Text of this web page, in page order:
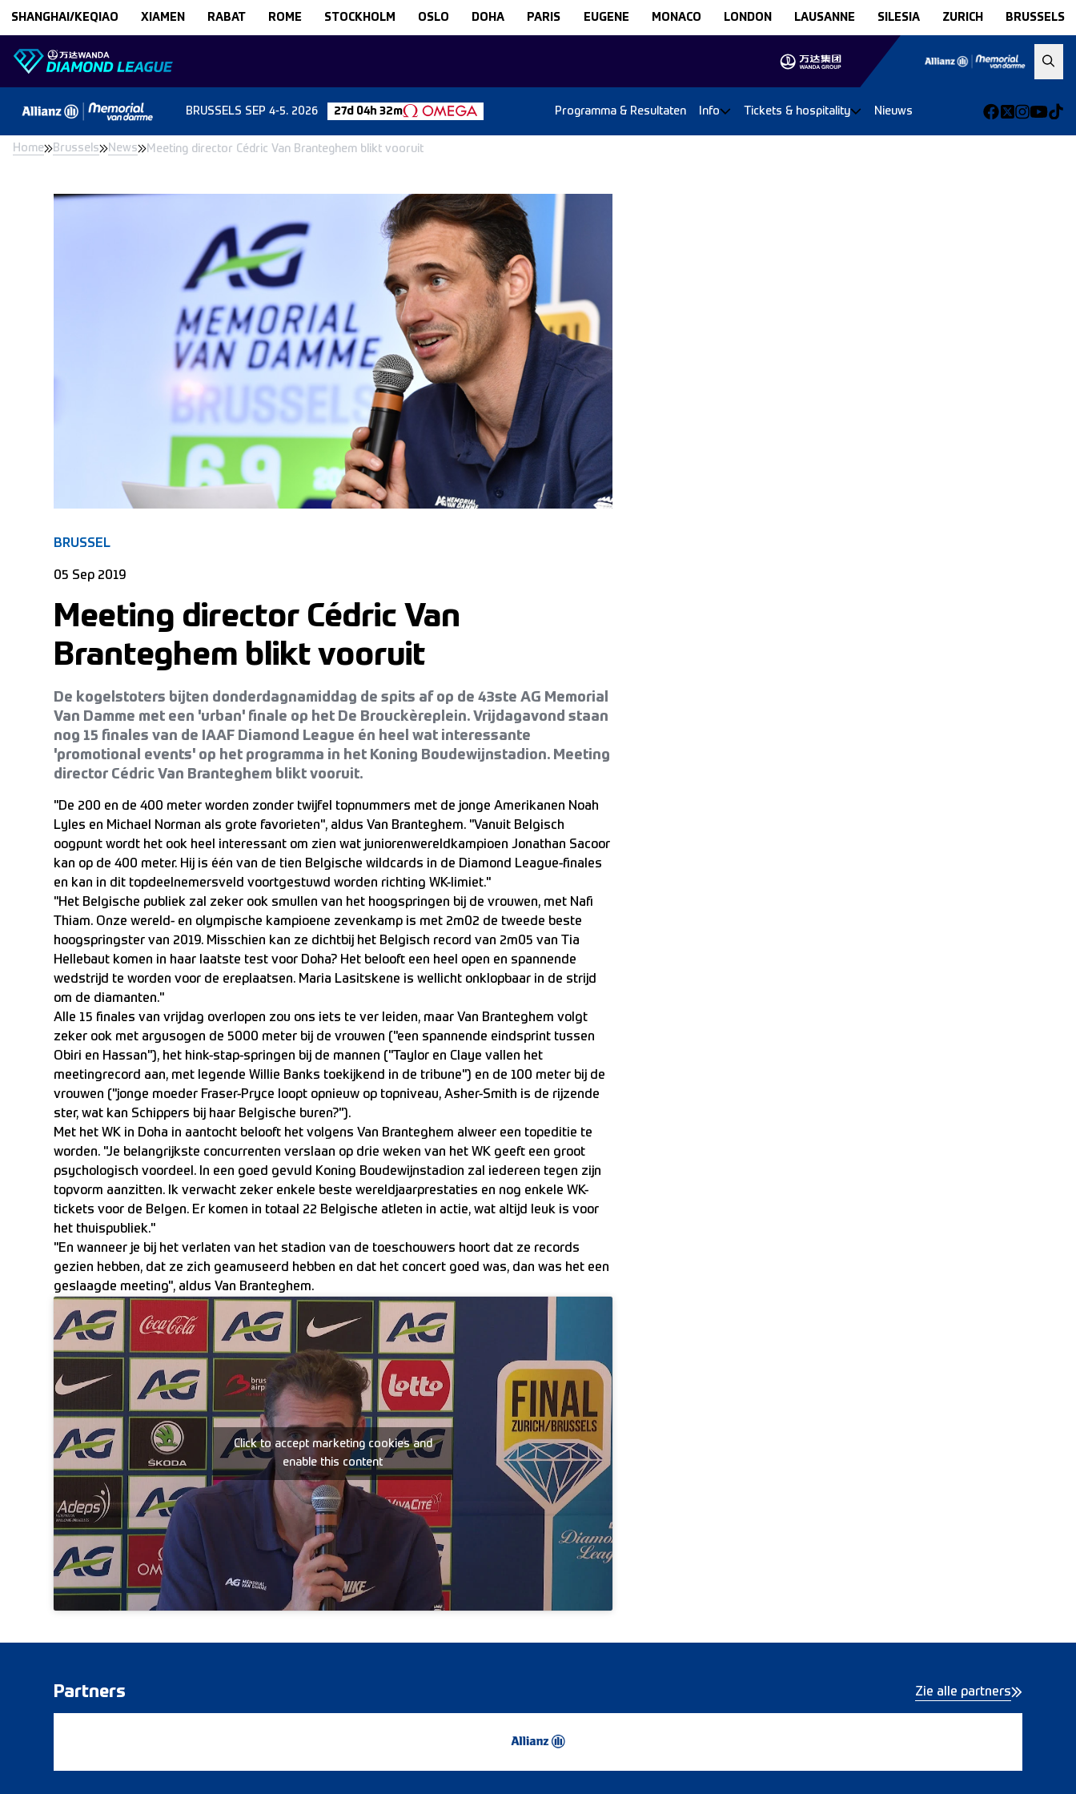
SHANGHAI/KEQIAO XIAMEN RABAT ROME STOCKHOLM OSLO DOHA PARIS EUGENE MONACO LONDON LAUSANNE SILESIA ZURICH BRUSSELS
BRUSSELS SEP 4-5. 2026 27d 04h 32m Programma & Resultaten Info Tickets & hospitality Nieuws
Home Brussels News Meeting director Cédric Van Branteghem blikt vooruit
BRUSSEL
05 Sep 2019
Meeting director Cédric Van
Branteghem blikt vooruit
De kogelstoters bijten donderdagnamiddag de spits af op de 43ste AG Memorial
Van Damme met een 'urban' finale op het De Brouckèreplein. Vrijdagavond staan
nog 15 finales van de IAAF Diamond League én heel wat interessante
'promotional events' op het programma in het Koning Boudewijnstadion. Meeting
director Cédric Van Branteghem blikt vooruit.
"De 200 en de 400 meter worden zonder twijfel topnummers met de jonge Amerikanen Noah
Lyles en Michael Norman als grote favorieten", aldus Van Branteghem. "Vanuit Belgisch
oogpunt wordt het ook heel interessant om zien wat juniorenwereldkampioen Jonathan Sacoor
kan op de 400 meter. Hij is één van de tien Belgische wildcards in de Diamond League-finales
en kan in dit topdeelnemersveld voortgestuwd worden richting WK-limiet."
"Het Belgische publiek zal zeker ook smullen van het hoogspringen bij de vrouwen, met Nafi
Thiam. Onze wereld- en olympische kampioene zevenkamp is met 2m02 de tweede beste
hoogspringster van 2019. Misschien kan ze dichtbij het Belgisch record van 2m05 van Tia
Hellebaut komen in haar laatste test voor Doha? Het belooft een heel open en spannende
wedstrijd te worden voor de ereplaatsen. Maria Lasitskene is wellicht onklopbaar in de strijd
om de diamanten."
Alle 15 finales van vrijdag overlopen zou ons iets te ver leiden, maar Van Branteghem volgt
zeker ook met argusogen de 5000 meter bij de vrouwen ("een spannende eindsprint tussen
Obiri en Hassan"), het hink-stap-springen bij de mannen ("Taylor en Claye vallen het
meetingrecord aan, met legende Willie Banks toekijkend in de tribune") en de 100 meter bij de
vrouwen ("jonge moeder Fraser-Pryce loopt opnieuw op topniveau, Asher-Smith is de rijzende
ster, wat kan Schippers bij haar Belgische buren?").
Met het WK in Doha in aantocht belooft het volgens Van Branteghem alweer een topeditie te
worden. "Je belangrijkste concurrenten verslaan op drie weken van het WK geeft een groot
psychologisch voordeel. In een goed gevuld Koning Boudewijnstadion zal iedereen tegen zijn
topvorm aanzitten. Ik verwacht zeker enkele beste wereldjaarprestaties en nog enkele WK-
tickets voor de Belgen. Er komen in totaal 22 Belgische atleten in actie, wat altijd leuk is voor
het thuispubliek."
"En wanneer je bij het verlaten van het stadion van de toeschouwers hoort dat ze records
gezien hebben, dat ze zich geamuseerd hebben en dat het concert goed was, dan was het een
geslaagde meeting", aldus Van Branteghem.
Click to accept marketing cookies and
enable this content
Partners Zie alle partners